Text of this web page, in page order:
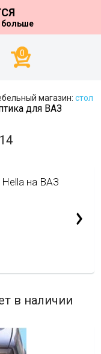
больше
0
для ВАЗ
на ВАЗ
в наличии
магазин: стол